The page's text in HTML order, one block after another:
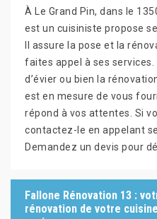
À Le Grand Pin, dans le
est un cuisiniste propose
Il assure la pose et la
faites appel à ses
d’évier ou bien la
est en mesure de vous
répond à vos attentes. Si
contactez-le en appelant
Demandez un devis pour
Fallone Rénovation 13 :
rénovation de votre